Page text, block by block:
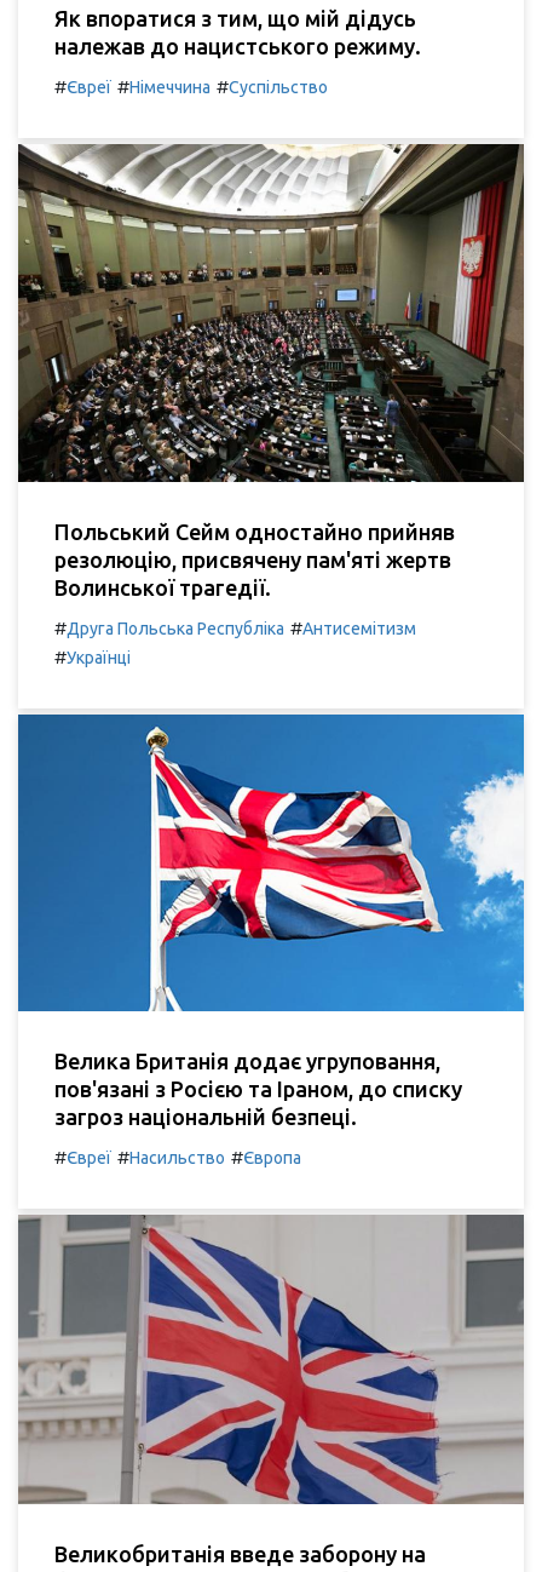
Як впоратися з тим, що мій дідусь
належав до нацистського режиму.
#Євреї #Німеччина #Суспільство
Польський Сейм одностайно прийняв
резолюцію, присвячену пам'яті жертв
Волинської трагедії.
#Друга Польська Республіка #Антисемітизм
#Українці
Велика Британія додає угруповання,
пов'язані з Росією та Іраном, до списку
загроз національній безпеці.
#Євреї #Насильство #Європа
Великобританія введе заборону на